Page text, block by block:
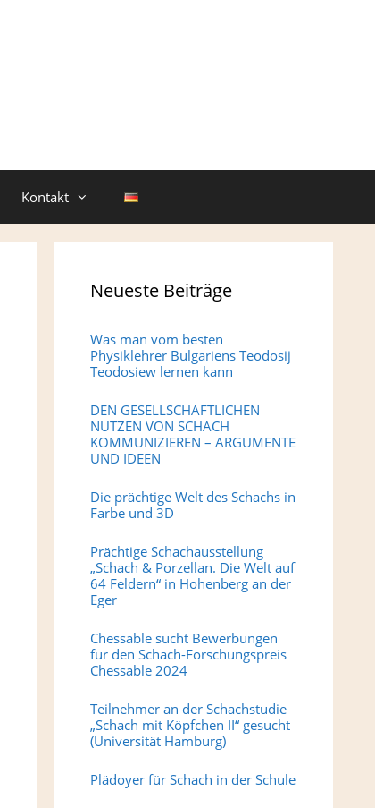
Kontakt
Neueste Beiträge
Was man vom besten
Physiklehrer Bulgariens Teodosij
Teodosiew lernen kann
DEN GESELLSCHAFTLICHEN
NUTZEN VON SCHACH
KOMMUNIZIEREN – ARGUMENTE
UND IDEEN
Die prächtige Welt des Schachs in
Farbe und 3D
Prächtige Schachausstellung
„Schach & Porzellan. Die Welt auf
64 Feldern“ in Hohenberg an der
Eger
Chessable sucht Bewerbungen
für den Schach-Forschungspreis
Chessable 2024
Teilnehmer an der Schachstudie
„Schach mit Köpfchen II“ gesucht
(Universität Hamburg)
Plädoyer für Schach in der Schule